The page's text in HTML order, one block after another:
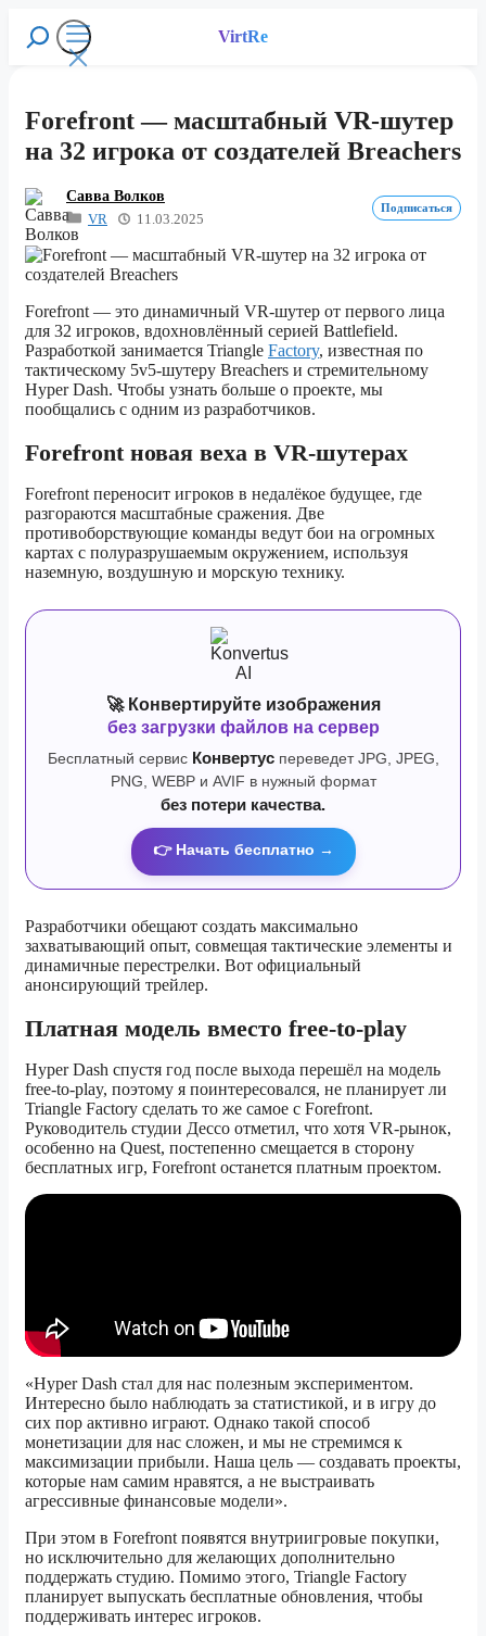
Перейти
содержимому
VirtRe
Меню
Поиск
Forefront — масштабный VR-шутер
на 32 игрока от создателей Breachers
Савва Волков
VR
11.03.2025
Подписаться
Forefront — это динамичный VR-шутер от первого лица
для 32 игроков, вдохновлённый серией Battlefield.
Разработкой занимается Triangle Factory, известная по
тактическому 5v5-шутеру Breachers и стремительному
Hyper Dash. Чтобы узнать больше о проекте, мы
пообщались с одним из разработчиков.
Forefront новая веха в VR-шутерах
Forefront переносит игроков в недалёкое будущее, где
разгораются масштабные сражения. Две
противоборствующие команды ведут бои на огромных
картах с полуразрушаемым окружением, используя
наземную, воздушную и морскую технику.
🚀 Конвертируйте изображения
без загрузки файлов на сервер
Бесплатный сервис Конвертуспереведет JPG, JPEG,
PNG, WEBP и AVIF в нужный формат
без потери качества.
👉 Начать бесплатно →
Разработчики обещают создать максимально
захватывающий опыт, совмещая тактические элементы и
динамичные перестрелки. Вот официальный
анонсирующий трейлер.
Платная модель вместо free-to-play
Hyper Dash спустя год после выхода перешёл на модель
free-to-play, поэтому я поинтересовался, не планирует ли
Triangle Factory сделать то же самое с Forefront.
Руководитель студии Дессо отметил, что хотя VR-рынок,
особенно на Quest, постепенно смещается в сторону
бесплатных игр, Forefront останется платным проектом.
«Hyper Dash стал для нас полезным экспериментом.
Интересно было наблюдать за статистикой, и в игру до
сих пор активно играют. Однако такой способ
монетизации для нас сложен, и мы не стремимся к
максимизации прибыли. Наша цель — создавать проекты,
которые нам самим нравятся, а не выстраивать
агрессивные финансовые модели».
При этом в Forefront появятся внутриигровые покупки,
но исключительно для желающих дополнительно
поддержать студию. Помимо этого, Triangle Factory
планирует выпускать бесплатные обновления, чтобы
поддерживать интерес игроков.